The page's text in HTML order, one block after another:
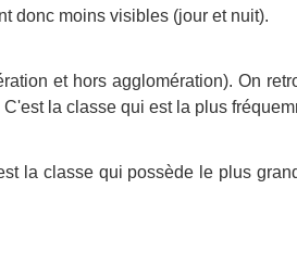
donc moins visibles (jour et nuit).
et hors agglomération). On
la classe qui est la plus
la classe qui possède le plus